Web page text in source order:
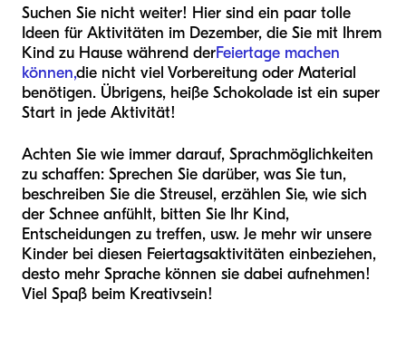
Suchen Sie nicht weiter! Hier sind ein paar tolle
Ideen für Aktivitäten im Dezember, die Sie mit Ihrem
Kind zu Hause während derFeiertage machen
können,die nicht viel Vorbereitung oder Material
benötigen. Übrigens, heiße Schokolade ist ein super
Start in jede Aktivität!
Achten Sie wie immer darauf, Sprachmöglichkeiten
zu schaffen: Sprechen Sie darüber, was Sie tun,
beschreiben Sie die Streusel, erzählen Sie, wie sich
der Schnee anfühlt, bitten Sie Ihr Kind,
Entscheidungen zu treffen, usw. Je mehr wir unsere
Kinder bei diesen Feiertagsaktivitäten einbeziehen,
desto mehr Sprache können sie dabei aufnehmen!
Viel Spaß beim Kreativsein!